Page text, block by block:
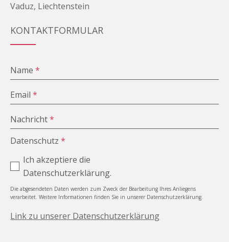
Vaduz, Liechtenstein
KONTAKTFORMULAR
Name*
Email*
Nachricht*
Datenschutz*
Ich akzeptiere die
Datenschutzerklärung.
Die abgesendeten Daten werden zum Zweck der Bearbeitung Ihres Anliegens
verarbeitet. Weitere Informationen finden Sie in unserer Datenschutzerklärung.
Link zu unserer Datenschutzerklärung